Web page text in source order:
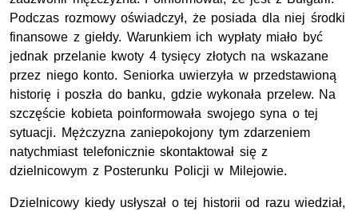
Podczas rozmowy oświadczył, że posiada dla niej środki
finansowe z giełdy. Warunkiem ich wypłaty miało być
jednak przelanie kwoty 4 tysięcy złotych na wskazane
przez niego konto. Seniorka uwierzyła w przedstawioną
historię i poszła do banku, gdzie wykonała przelew. Na
szczęście kobieta poinformowała swojego syna o tej
sytuacji. Mężczyzna zaniepokojony tym zdarzeniem
natychmiast telefonicznie skontaktował się z
dzielnicowym z Posterunku Policji w Milejowie.
Dzielnicowy kiedy usłyszał o tej historii od razu wiedział,